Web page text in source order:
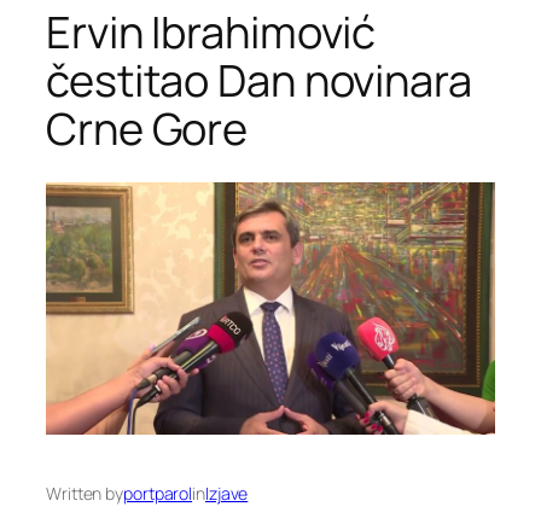
Ervin Ibrahimović
čestitao Dan novinara
Crne Gore
Written byportparolinIzjave